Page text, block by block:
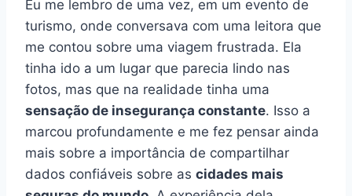
Eu me lembro de uma vez, em um evento de
turismo, onde conversava com uma leitora que
me contou sobre uma viagem frustrada. Ela
tinha ido a um lugar que parecia lindo nas
fotos, mas que na realidade tinha uma
sensação de insegurança constante. Isso a
marcou profundamente e me fez pensar ainda
mais sobre a importância de compartilhar
dados confiáveis sobre as cidades mais